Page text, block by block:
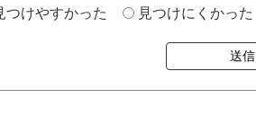
つけやすかった
見つけにくかった
送信